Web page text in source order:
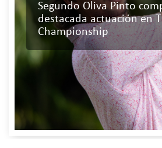
Segundo Oliva Pinto
destacada actuación en
Championship